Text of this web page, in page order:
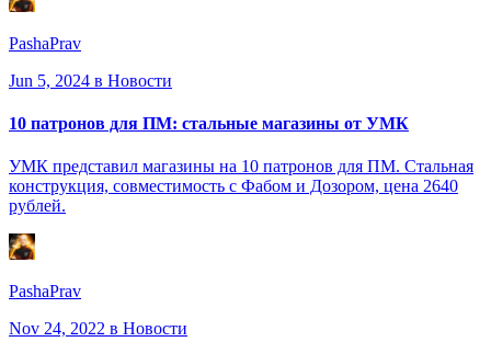
PashaPrav
Jun 5, 2024 в Новости
10 патронов для ПМ: стальные магазины от УМК
УМК представил магазины на 10 патронов для ПМ. Стальная
конструкция, совместимость с Фабом и Дозором, цена 2640
рублей.
PashaPrav
Nov 24, 2022 в Новости